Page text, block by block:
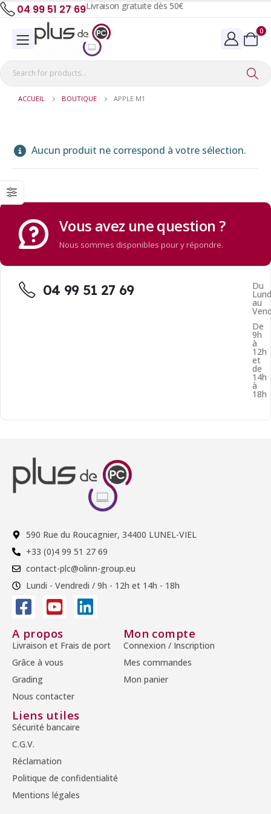
04 99 51 27 69Livraison gratuite dès 50€
0
ACCUEIL BOUTIQUE APPLE M1
Aucun produit ne correspond à votre sélection.
Vous avez une question ?
Nous sommes disponibles pour y répondre.
04 99 51 27 69 Du
au
De
9h
à
12h
et
de
14h
à
18h
590 Rue du Roucagnier, 34400 LUNEL-VIEL
+33 (0)4 99 51 27 69
contact-plc@olinn-group.eu
Lundi - Vendredi / 9h - 12h et 14h - 18h
A propos
Livraison et Frais de port
Grâce à vous
Grading
Nous contacter
Mon compte
Connexion / Inscription
Mes commandes
Mon panier
Liens utiles
Sécurité bancaire
C.G.V.
Réclamation
Politique de confidentialité
Mentions légales